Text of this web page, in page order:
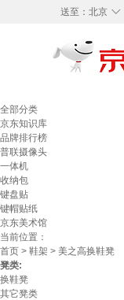
◇
送至： 北京
全部分类
京东知识库
品牌排行榜
普联摄像头
一体机
收纳包
键盘贴
键帽贴纸
京东美术馆
当前位置：
首页 > 鞋架 > 美之高换鞋凳
凳类:
换鞋凳
其它凳类